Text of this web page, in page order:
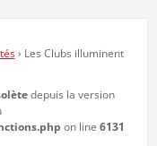
› Les Clubs illuminent
depuis la version
on line 6131